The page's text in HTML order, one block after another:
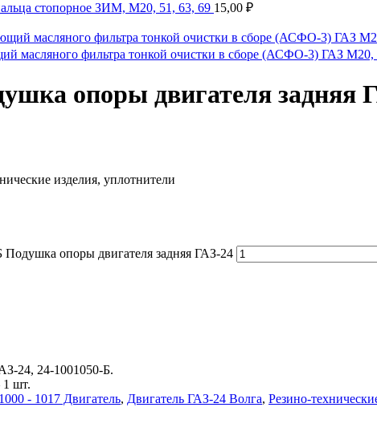
стопорное ЗИМ, М20, 51, 63, 69 15,00 ₽
масляного фильтра тонкой очистки в сборе (АСФО-3) ГАЗ М20,
опоры двигателя задняя
изделия, уплотнители
Подушка опоры двигателя задняя ГАЗ-24
24, 24-1001050-Б.
шт.
1000 - 1017 Двигатель, Двигатель ГАЗ-24 Волга, Резино-